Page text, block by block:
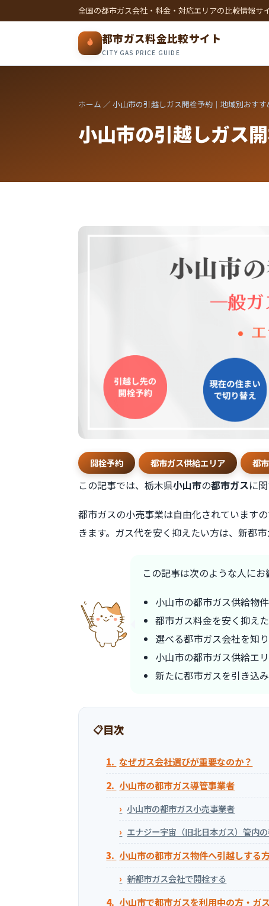
全国の都市ガス会社・料金・対応エリアの比較情報サ
都市ガス料金比較サイト
CITY GAS PRICE GUIDE
ホーム ／ 小山市の引越しガス開栓予約｜地域別おす
小山市の引越しガス
開栓予約 都市ガス供給エリア 都
この記事では、栃木県小山市の都市ガスに
都市ガスの小売事業は自由化されています
きます。ガス代を安く抑えたい方は、新都
この記事は次のような人にお
小山市の都市ガス供給物
都市ガス料金を安く抑え
選べる都市ガス会社を知
小山市の都市ガス供給エ
新たに都市ガスを引き込
目次
なぜガス会社選びが重要なのか？
小山市の都市ガス導管事業者
小山市の都市ガス小売事業者
エナジー宇宙（旧北日本ガス）管内
小山市の都市ガス物件へ引越しする
新都市ガス会社で開栓する
小山市で都市ガスを利用中の方・ガ